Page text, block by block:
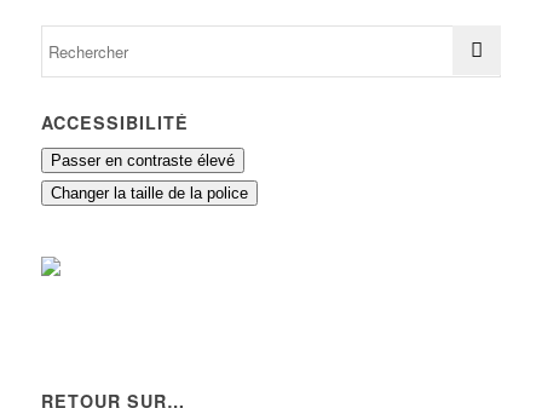
ACCESSIBILITÉ
Passer en contraste élevé
Changer la taille de la police
RETOUR SUR…